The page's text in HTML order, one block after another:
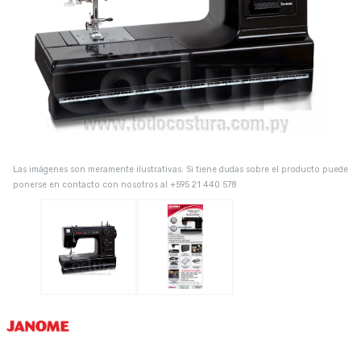
Las imágenes son meramente ilustrativas. Si tiene dudas sobre el producto puede
ponerse en contacto con nosotros al +595 21 440 578